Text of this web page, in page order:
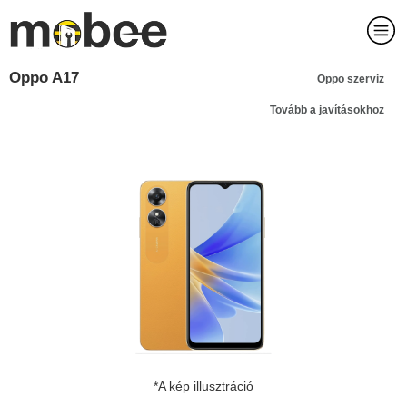
Oppo A17 Oppo szerviz
Tovább a javításokhoz
*A kép illusztráció